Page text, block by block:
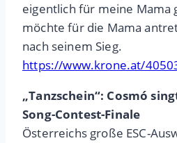
eigentlich für meine Mama
möchte für die Mama
nach seinem Sieg.
https://www.krone.at/
„Tanzschein“: Cosmó
Song-Contest-Finale
Österreichs große ESC-